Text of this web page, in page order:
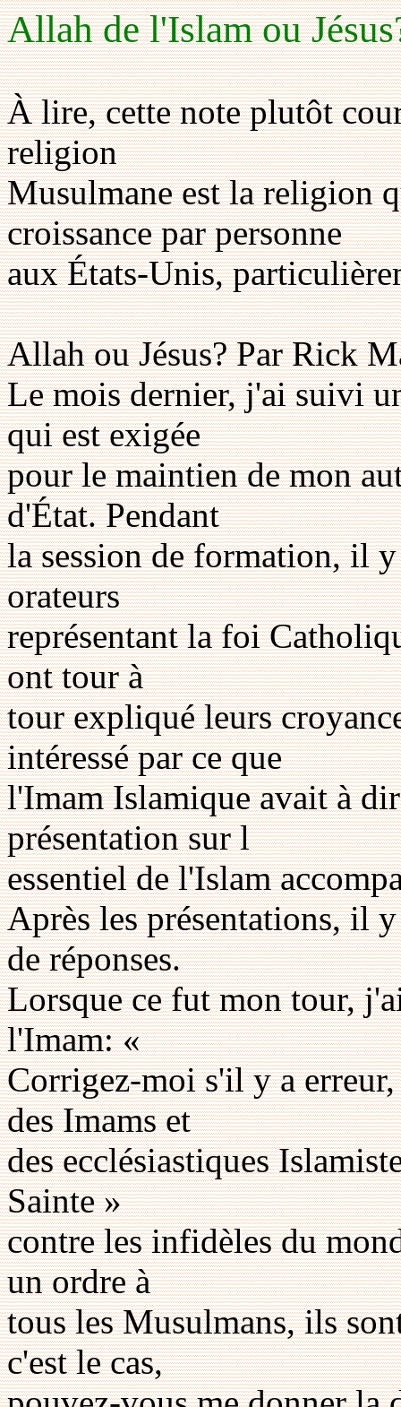
Allah de l'Islam ou
À lire, cette note plutôt
religion
Musulmane est la religion
croissance par personne
aux États-Unis,
Allah ou Jésus? Par Rick
Le mois dernier, j'ai suivi
qui est exigée
pour le maintien de mon
d'État. Pendant
la session de formation, il
orateurs
représentant la foi
ont tour à
tour expliqué leurs
intéressé par ce que
l'Imam Islamique avait à
présentation sur l
essentiel de l'Islam
Après les présentations, il
de réponses.
Lorsque ce fut mon tour,
l'Imam: «
Corrigez-moi s'il y a
des Imams et
des ecclésiastiques
Sainte »
contre les infidèles du
un ordre à
tous les Musulmans, ils
c'est le cas,